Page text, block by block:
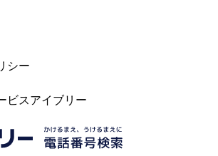
シー
ビスアイブリー